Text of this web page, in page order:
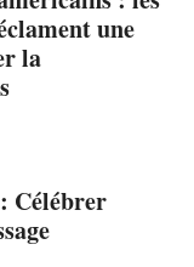
une
la
Célébrer